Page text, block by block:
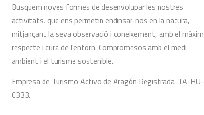
Busquem noves formes de desenvolupar les nostres
activitats, que ens permetin endinsar-nos en la natura,
mitjançant la seva observació i coneixement, amb el màxim
respecte i cura de l'entorn. Compromesos amb el medi
ambient i el turisme sostenible.
Empresa de Turismo Activo de Aragón Registrada: TA-HU-
0333.